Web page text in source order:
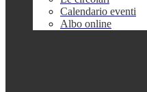
Calendario eventi
Albo online